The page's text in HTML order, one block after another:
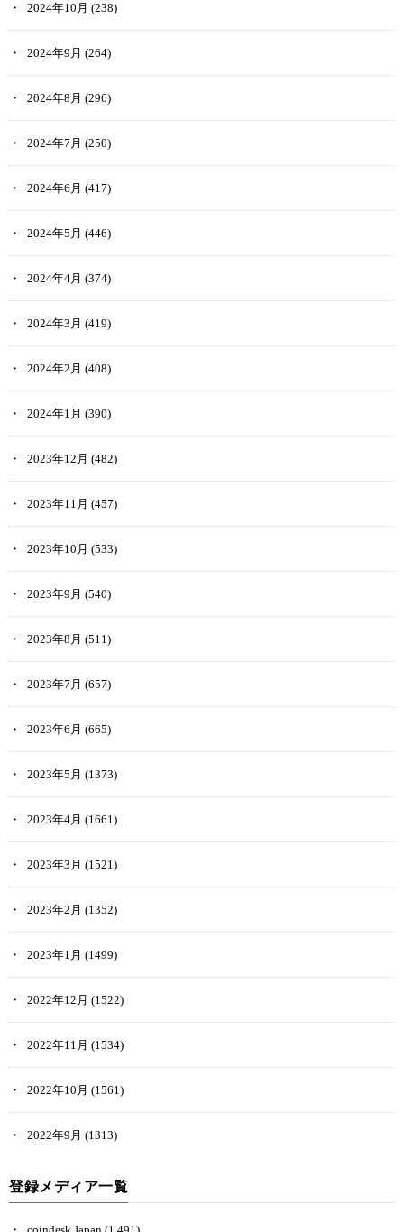
2024年10月 (238)
2024年9月 (264)
2024年8月 (296)
2024年7月 (250)
2024年6月 (417)
2024年5月 (446)
2024年4月 (374)
2024年3月 (419)
2024年2月 (408)
2024年1月 (390)
2023年12月 (482)
2023年11月 (457)
2023年10月 (533)
2023年9月 (540)
2023年8月 (511)
2023年7月 (657)
2023年6月 (665)
2023年5月 (1373)
2023年4月 (1661)
2023年3月 (1521)
2023年2月 (1352)
2023年1月 (1499)
2022年12月 (1522)
2022年11月 (1534)
2022年10月 (1561)
2022年9月 (1313)
登録メディア一覧